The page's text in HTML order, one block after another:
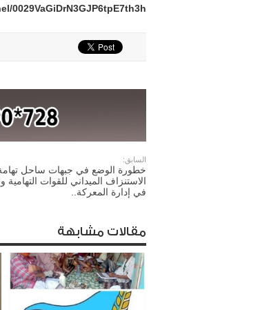
0029VaGiDrN3GJP6tpE7th3h
السابق:
خطورة الوضع في جبهات ساحل
الاستنزاف الميداني للقوات التهامية
في إدارة المعركة..
مقالات مشابهة